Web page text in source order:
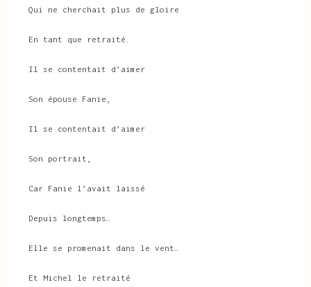
Qui ne cherchait plus de gloire
En tant que retraité.
Il se contentait d’aimer
Son épouse Fanie,
Il se contentait d’aimer
Son portrait,
Car Fanie l’avait laissé
Depuis longtemps…
Elle se promenait dans le vent…
Et Michel le retraité